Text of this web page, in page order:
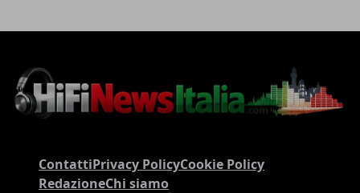
ContattiPrivacy PolicyCookie Policy
RedazioneChi siamo